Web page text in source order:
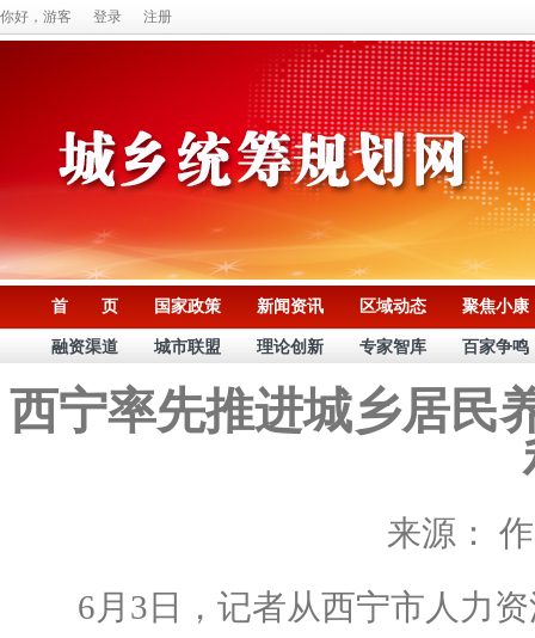
你好，游客 登录 注册
首 页 国家政策 新闻资讯 区域动态 聚焦小康
融资渠道 城市联盟 理论创新 专家智库 百家争鸣
西宁率先推进城乡居民
来源：
6月3日，记者从西宁市人力资